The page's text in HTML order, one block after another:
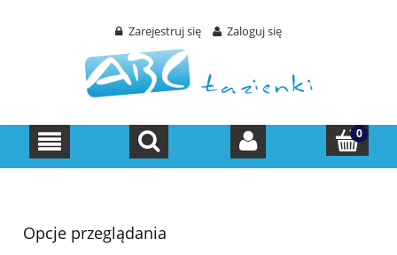
Zarejestruj się Zaloguj się
Opcje przeglądania